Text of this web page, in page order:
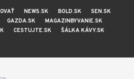
NEWS.SK BOLD.SK
SEN.SK
GAZDA.SK
MAGAZINBYVANIE.SK
CESTUJTE.SK ŠÁLKA KÁVY.SK